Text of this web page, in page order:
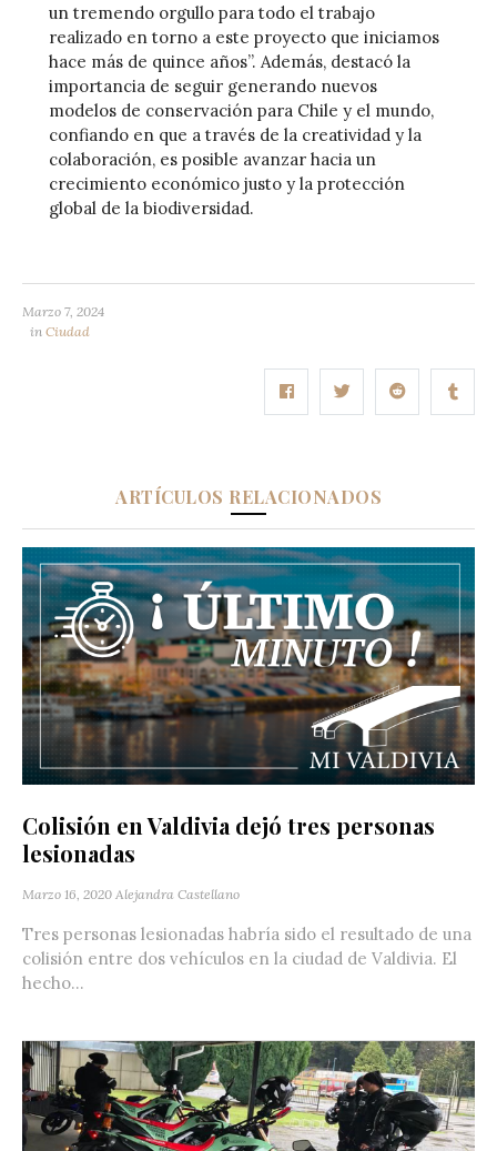
un tremendo orgullo para todo el trabajo
realizado en torno a este proyecto que iniciamos
hace más de quince años”. Además, destacó la
importancia de seguir generando nuevos
modelos de conservación para Chile y el mundo,
confiando en que a través de la creatividad y la
colaboración, es posible avanzar hacia un
crecimiento económico justo y la protección
global de la biodiversidad.
Marzo 7, 2024
in Ciudad
ARTÍCULOS RELACIONADOS
Colisión en Valdivia dejó tres personas
lesionadas
Marzo 16, 2020 Alejandra Castellano
Tres personas lesionadas habría sido el resultado de una
colisión entre dos vehículos en la ciudad de Valdivia. El
hecho...